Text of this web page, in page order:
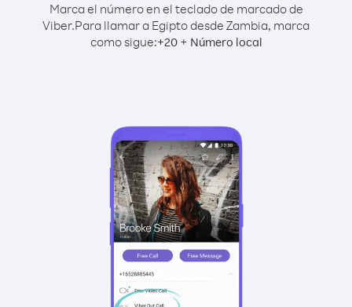
Marca el número en el teclado de marcado de
Viber.Para llamar a Egipto desde Zambia, marca
como sigue:+20+ Número local